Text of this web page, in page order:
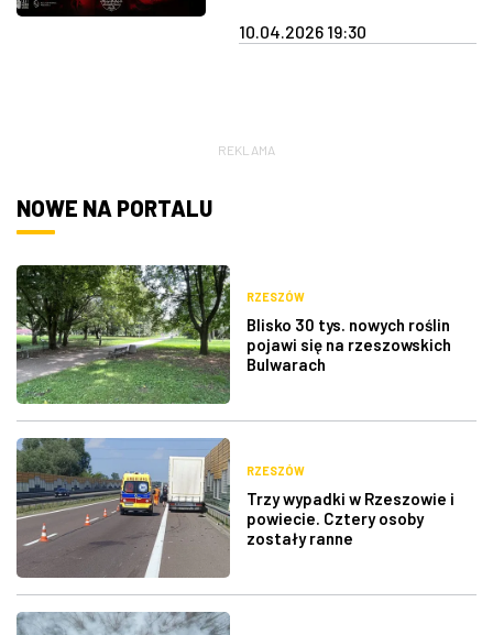
GASTRONOMIA
10.04.2026 19:30
REKLAMA
NOWE NA PORTALU
RZESZÓW
Blisko 30 tys. nowych roślin
pojawi się na rzeszowskich
Bulwarach
RZESZÓW
Trzy wypadki w Rzeszowie i
powiecie. Cztery osoby
zostały ranne